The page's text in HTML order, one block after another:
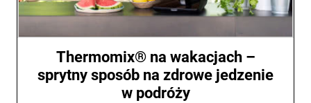
Thermomix® na wakacjach –
sprytny sposób na zdrowe jedzenie
w podróży